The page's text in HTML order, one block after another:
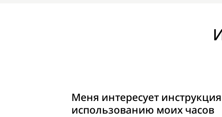
Меня интересует
использованию моих часов